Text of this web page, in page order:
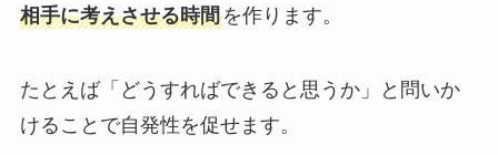
相手に考えさせる時間を作ります。
たとえば「どうすればできると思うか」と問いか
けることで自発性を促せます。